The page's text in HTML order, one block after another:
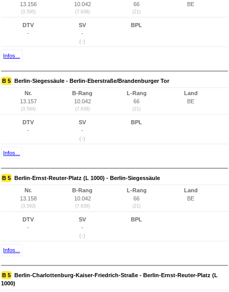
13.156
(3.595)
10.042
(7.638)
66
(21)
BE
DTV
-
SV
-
(-)
BPL
Infos...
B 5 Berlin-Siegessäule - Berlin-Eberstraße/Brandenburger Tor
Nr.
13.157
(3.594)
B-Rang
10.042
(7.638)
L-Rang
66
(21)
Land
BE
DTV
-
SV
-
(-)
BPL
Infos...
B 5 Berlin-Ernst-Reuter-Platz (L 1000) - Berlin-Siegessäule
Nr.
13.158
(3.593)
B-Rang
10.042
(7.638)
L-Rang
66
(21)
Land
BE
DTV
-
SV
-
(-)
BPL
Infos...
B 5 Berlin-Charlottenburg-Kaiser-Friedrich-Straße - Berlin-Ernst-Reuter-Platz (L
1000)